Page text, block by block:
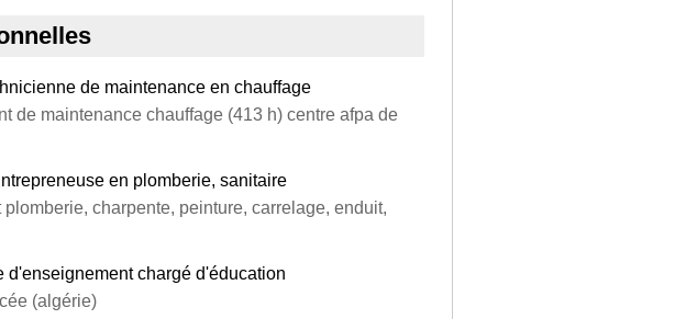
de maintenance en chauffage
de maintenance chauffage (413 h) centre afpa de
en plomberie, sanitaire
charpente, peinture, carrelage, enduit,
d'enseignement chargé d'éducation
(algérie)